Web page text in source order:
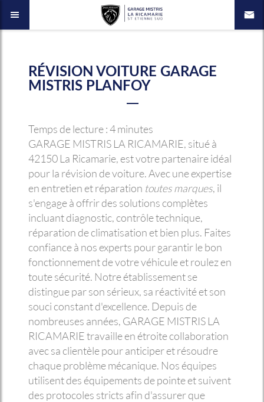
RÉVISION VOITURE GARAGE
MISTRIS PLANFOY
Temps de lecture : 4 minutes
GARAGE MISTRIS LA RICAMARIE, situé à
42150 La Ricamarie, est votre partenaire idéal
pour la révision de voiture. Avec une expertise
en entretien et réparation toutes marques, il
s'engage à offrir des solutions complètes
incluant diagnostic, contrôle technique,
réparation de climatisation et bien plus. Faites
confiance à nos experts pour garantir le bon
fonctionnement de votre véhicule et roulez en
toute sécurité. Notre établissement se
distingue par son sérieux, sa réactivité et son
souci constant d'excellence. Depuis de
nombreuses années, GARAGE MISTRIS LA
RICAMARIE travaille en étroite collaboration
avec sa clientèle pour anticiper et résoudre
chaque problème mécanique. Nos équipes
utilisent des équipements de pointe et suivent
des protocoles stricts afin d'assurer que